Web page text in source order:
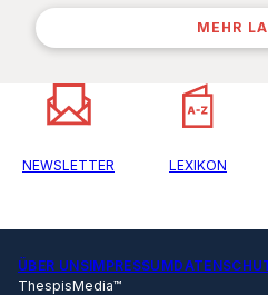
MEHR
NEWSLETTER LEXIKON
ÜBER UNSIMPRESSUM
ThespisMedia™